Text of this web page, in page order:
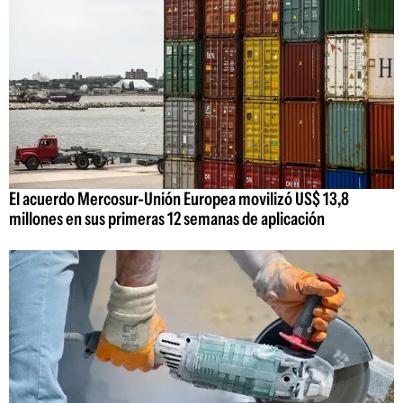
El acuerdo Mercosur-Unión Europea movilizó US$ 13,8
millones en sus primeras 12 semanas de aplicación